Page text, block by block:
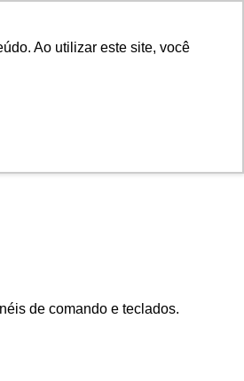
Ao utilizar este site, você
de comando e teclados.